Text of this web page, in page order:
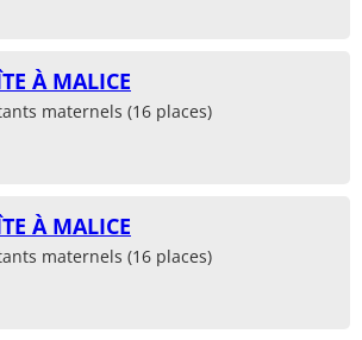
À MALICE
maternels (16 places)
À MALICE
maternels (16 places)